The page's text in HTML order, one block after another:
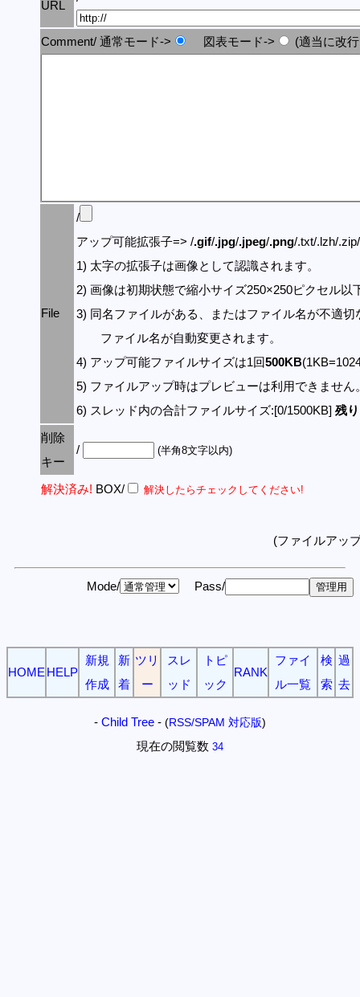
URL
Comment/ 通常モード-> 図表モード-> (適当に改
File
/
アップ可能拡張子=> /.gif/.jpg/.jpeg/.png/.txt/.lzh/
1) 太字の拡張子は画像として認識されます。
2) 画像は初期状態で縮小サイズ250×250ピクセル以
3) 同名ファイルがある、またはファイル名が不適切
ファイル名が自動変更されます。
4) アップ可能ファイルサイズは1回500KB
5) ファイルアップ時はプレビューは利用できません
6) スレッド内の合計ファイルサイズ:[0/1500KB] 残
削除
キー
/ (半角8文字以内)
解決済み! BOX/ 解決したらチェックしてください!
(ファイルアッ
Mode/ Pass/
HOME HELP
新規
作成
新
着
ツリ
ー
スレ
ッド
トピ
ック
RANK
ファイ
ル一覧
検
索
過
去
- Child Tree - (RSS/SPAM 対応版)
現在の閲覧数 34